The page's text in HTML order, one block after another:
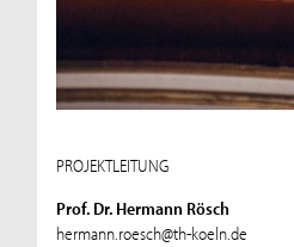
PROJEKTLEITUNG
Prof. Dr. Hermann Rösch
hermann.roesch@th-koeln.de